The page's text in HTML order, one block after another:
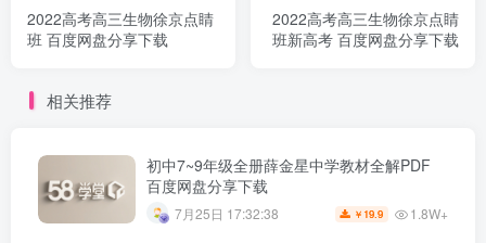
2022高考高三生物徐京点睛
班 百度网盘分享下载
2022高考高三生物徐京点睛
班新高考 百度网盘分享下载
相关推荐
初中7~9年级全册薛金星中学教材全解PDF
百度网盘分享下载
7月25日 17:32:38 ￥ 19.9 1.8W+